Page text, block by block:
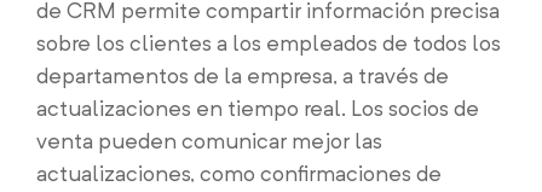
de CRM permite compartir información precisa
sobre los clientes a los empleados de todos los
departamentos de la empresa, a través de
actualizaciones en tiempo real. Los socios de
venta pueden comunicar mejor las
actualizaciones, como confirmaciones de